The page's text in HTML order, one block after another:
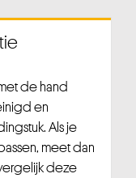
de hand
en
Als je
meet dan
deze